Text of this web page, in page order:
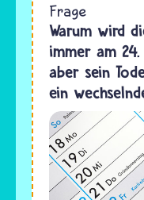
Frage
Warum wird
immer am
aber sein
ein